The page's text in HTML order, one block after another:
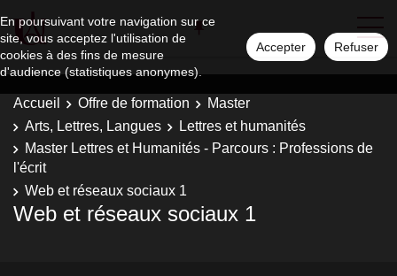
En poursuivant votre navigation sur ce
site, vous acceptez l'utilisation de
cookies à des fins de mesure
d'audience (statistiques anonymes).
Accepter Refuser
Accueil Offre de formation
Master
Arts, Lettres, Langues
Lettres et humanités
Master Lettres et Humanités - Parcours : Professions de
l'écrit
Web et réseaux sociaux 1
Web et réseaux sociaux 1